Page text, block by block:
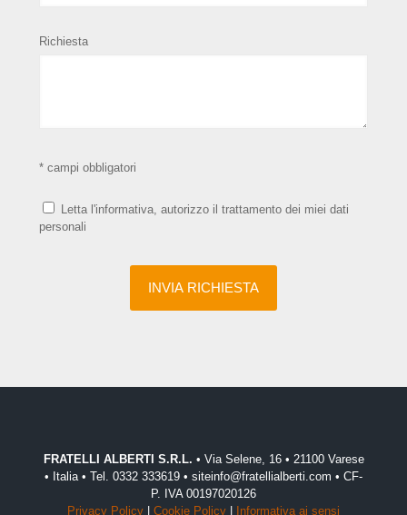
Richiesta
* campi obbligatori
Letta l'informativa, autorizzo il trattamento dei miei dati
personali
FRATELLI ALBERTI S.R.L. • Via Selene, 16 • 21100 Varese
• Italia • Tel. 0332 333619 • siteinfo@fratellialberti.com • CF-
P. IVA 00197020126
Privacy Policy
Cookie Policy Informativa ai sensi